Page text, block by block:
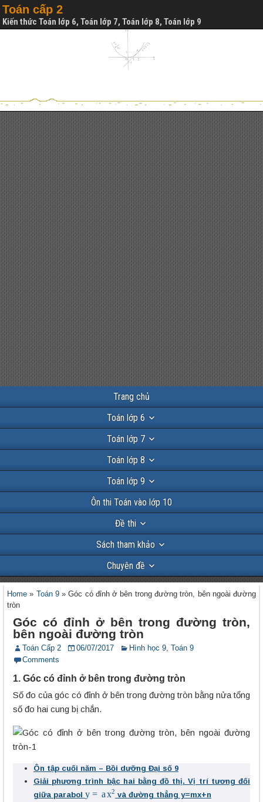
Toán cấp 2
Kiến thức Toán lớp 6, Toán lớp 7, Toán lớp 8, Toán lớp 9
Trang chủ
Toán lớp 6
Toán lớp 7
Toán lớp 8
Toán lớp 9
Ôn thi Toán vào lớp 10
Đề thi
Sách tham khảo
Chuyên đề
Home » Toán 9»Góc có đỉnh ở bên trong đường tròn, bên ngoài đường
tròn
Góc có đỉnh ở bên trong đường tròn,
bên ngoài đường tròn
Toán Cấp 2 06/07/2017 Hình học 9, Toán 9
Comments
1. Góc có đỉnh ở bên trong đường tròn
Số đo của góc có đỉnh ở bên trong đường tròn bằng nửa tổng
số đo hai cung bị chắn.
Ôn tập cuối năm – Bồi dưỡng Đại số 9
Giải phương trình bậc hai bằng đồ thị. Vị trí tương đối
giữa parabol
2
và đường thẳng y=mx+n